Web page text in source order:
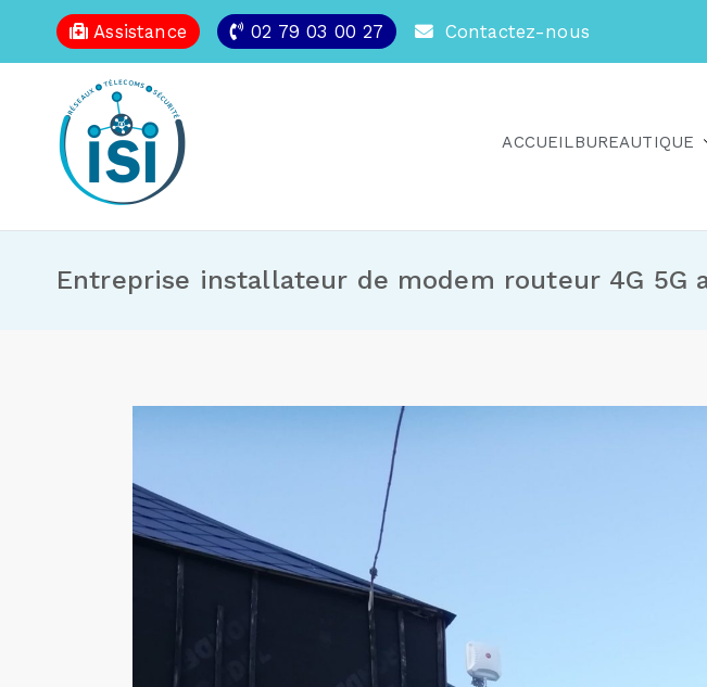
Assistance 02 79 03 00 27 Contactez-nous
ACCUEILBUREAUTIQUE
Entreprise installateur de modem routeur 4G 5G